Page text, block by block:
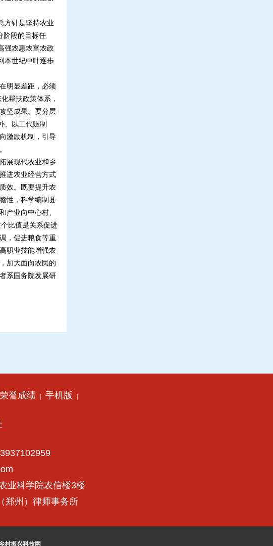
方针是坚持农业
阶段的目标任
强农惠农富农政
本世纪中叶逐步
明显差距，必须
帮扶政策体系，
坚成果。要分层
、以工代赈制
激励机制，引导
展现代农业和乡
进农业经营方式
效。既要提升农
性，科学编制县
产业向中心村、
比值是关系促进
，促进粮食等重
职业技能增强农
加大面向农民的
系国务院发展研
荣誉成绩 手机版
业科学院农信楼3楼
郑州）律师事务所
乡村振兴科技网